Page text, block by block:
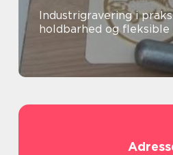
Industrigravering i
holdbarhed og fleksible